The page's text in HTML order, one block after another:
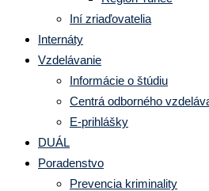
Iní zriaďovatelia
Internáty
Vzdelávanie
Informácie o štúdiu
Centrá odborného
E-prihlášky
DUÁL
Poradenstvo
Prevencia kriminality